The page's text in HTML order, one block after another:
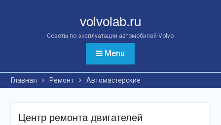
volvolab.ru
Советы по эксплуатации автомобилей Volvo
Menu
Главная Ремонт Автомастерские
Центр ремонта двигателей